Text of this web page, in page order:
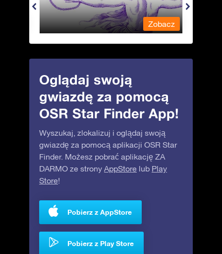
Zobacz
Oglądaj swoją
gwiazdę za pomocą
OSR Star Finder App!
Wyszukaj, zlokalizuj i oglądaj swoją
gwiazdę za pomocą aplikacji OSR Star
Finder. Możesz pobrać aplikację ZA
DARMO ze strony AppStore lub Play
Store!
Pobierz z AppStore
Pobierz z Play Store